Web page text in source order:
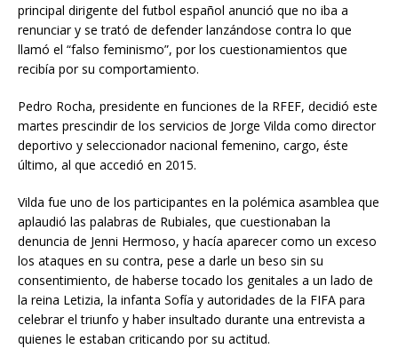
principal dirigente del futbol español anunció que no iba a
renunciar y se trató de defender lanzándose contra lo que
llamó el “falso feminismo”, por los cuestionamientos que
recibía por su comportamiento.
Pedro Rocha, presidente en funciones de la RFEF, decidió este
martes prescindir de los servicios de Jorge Vilda como director
deportivo y seleccionador nacional femenino, cargo, éste
último, al que accedió en 2015.
Vilda fue uno de los participantes en la polémica asamblea que
aplaudió las palabras de Rubiales, que cuestionaban la
denuncia de Jenni Hermoso, y hacía aparecer como un exceso
los ataques en su contra, pese a darle un beso sin su
consentimiento, de haberse tocado los genitales a un lado de
la reina Letizia, la infanta Sofía y autoridades de la FIFA para
celebrar el triunfo y haber insultado durante una entrevista a
quienes le estaban criticando por su actitud.